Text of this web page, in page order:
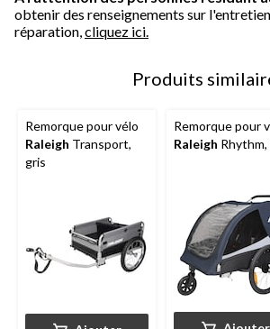
obtenir des renseignements sur
réparation, cliquez ici.
Produits
Remorque pour vélo
Raleigh Transport,
gris
Remorque pour
Raleigh Rhythm,